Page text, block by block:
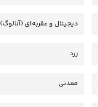
دیجیتال و عقربه‌ای (آنالوگ)
زرد
معدنی